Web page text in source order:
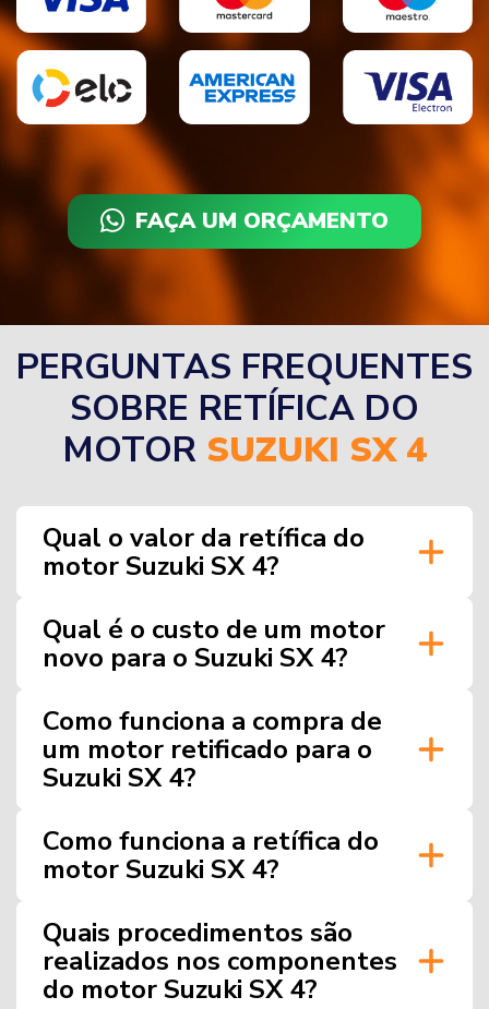
FAÇA UM ORÇAMENTO
PERGUNTAS FREQUENTES
SOBRE RETÍFICA DO
MOTOR SUZUKI SX 4
Qual o valor da retífica do
motor Suzuki SX 4?
Qual é o custo de um motor
novo para o Suzuki SX 4?
Como funciona a compra de
um motor retificado para o
Suzuki SX 4?
Como funciona a retífica do
motor Suzuki SX 4?
Quais procedimentos são
realizados nos componentes
do motor Suzuki SX 4?